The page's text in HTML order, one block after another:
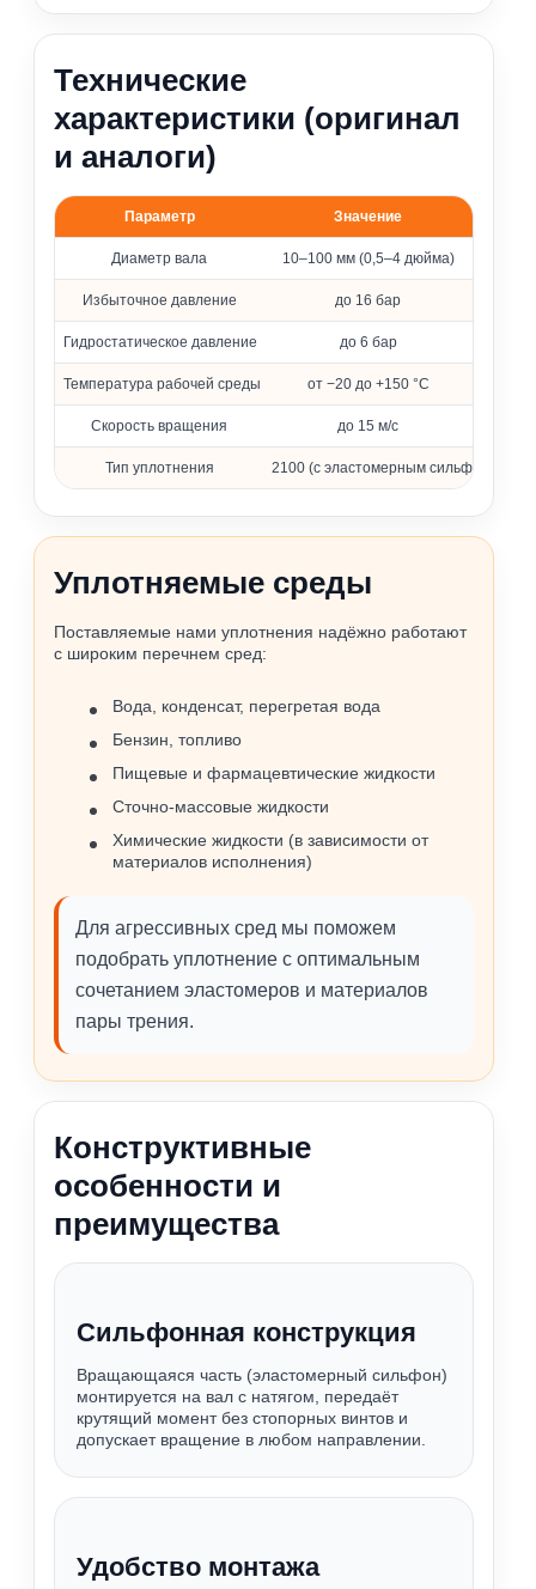
Технические
характеристики (оригинал
и аналоги)
Основные параметры уплотнения 2100
Параметр Значение
Диаметр вала 10–100 мм (0,5–4 дюйма)
Избыточное давление до 16 бар
Гидростатическое давление до 6 бар
Температура рабочей среды от −20 до +150 °C
Скорость вращения до 15 м/с
Тип уплотнения 2100 (с эластомерным сильфоном)
Уплотняемые среды
Поставляемые нами уплотнения надёжно работают
с широким перечнем сред:
Вода, конденсат, перегретая вода
Бензин, топливо
Пищевые и фармацевтические жидкости
Сточно‑массовые жидкости
Химические жидкости (в зависимости от
материалов исполнения)
Для агрессивных сред мы поможем
подобрать уплотнение с оптимальным
сочетанием эластомеров и материалов
пары трения.
Конструктивные
особенности и
преимущества
Сильфонная конструкция
Вращающаяся часть (эластомерный сильфон)
монтируется на вал с натягом, передаёт
крутящий момент без стопорных винтов и
допускает вращение в любом направлении.
Удобство монтажа